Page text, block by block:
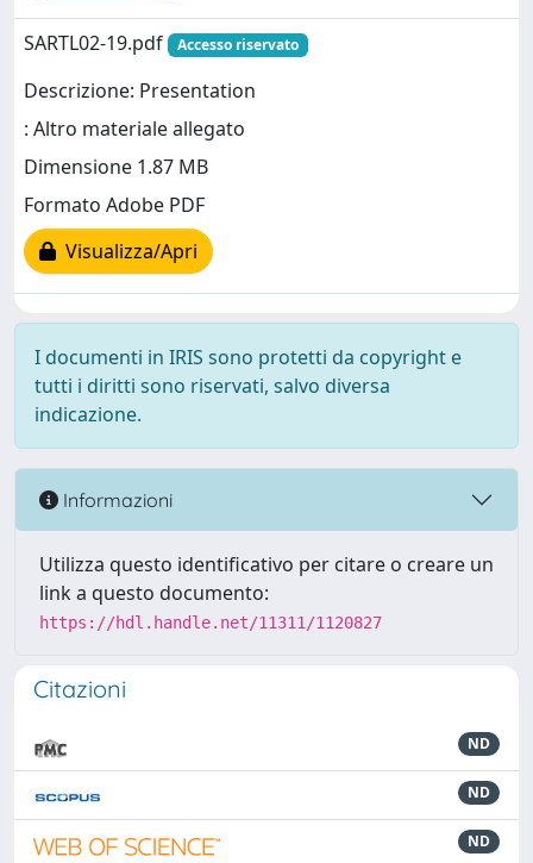
SARTL02-19.pdf Accesso riservato
Descrizione: Presentation
: Altro materiale allegato
Dimensione 1.87 MB
Formato Adobe PDF
Visualizza/Apri
I documenti in IRIS sono protetti da copyright e
tutti i diritti sono riservati, salvo diversa
indicazione.
Informazioni
Utilizza questo identificativo per citare o creare un
link a questo documento:
https://hdl.handle.net/11311/1120827
Citazioni
ND
ND
ND